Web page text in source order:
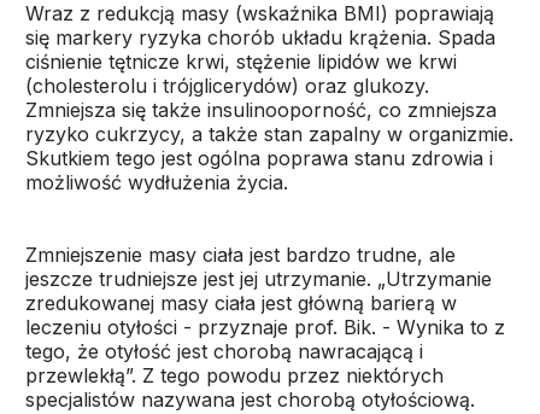
Wraz z redukcją masy (wskaźnika BMI) poprawiają
się markery ryzyka chorób układu krążenia. Spada
ciśnienie tętnicze krwi, stężenie lipidów we krwi
(cholesterolu i trójglicerydów) oraz glukozy.
Zmniejsza się także insulinooporność, co zmniejsza
ryzyko cukrzycy, a także stan zapalny w organizmie.
Skutkiem tego jest ogólna poprawa stanu zdrowia i
możliwość wydłużenia życia.
Zmniejszenie masy ciała jest bardzo trudne, ale
jeszcze trudniejsze jest jej utrzymanie. „Utrzymanie
zredukowanej masy ciała jest główną barierą w
leczeniu otyłości - przyznaje prof. Bik. - Wynika to z
tego, że otyłość jest chorobą nawracającą i
przewlekłą”. Z tego powodu przez niektórych
specjalistów nazywana jest chorobą otyłościową.